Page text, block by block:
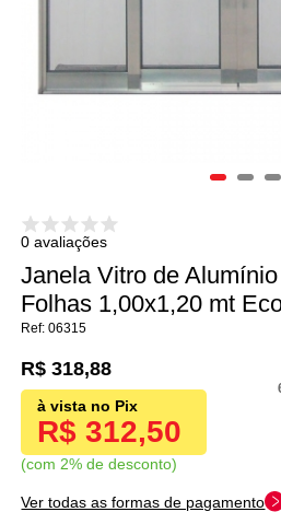
0 avaliações
Janela Vitro de
Folhas 1,00x1,20 mt
06315
R$ 312,50
com 2% de desconto
R$ 318,88
Ver todas as formas de pagamento